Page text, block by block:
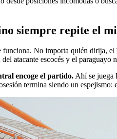
siempre repite el
funciona. No importa quién dirija,
atacante escocés y el
encoge el partido.Ahí se juega
termina siendo un